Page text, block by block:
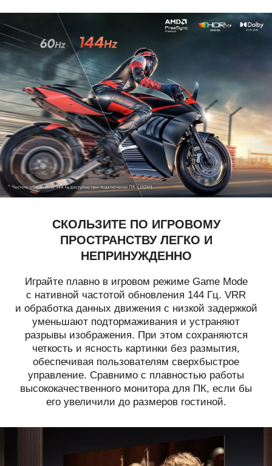
СКОЛЬЗИТЕ ПО ИГРОВОМУ
ПРОСТРАНСТВУ ЛЕГКО И
НЕПРИНУЖДЕННО
Играйте плавно в игровом режиме Game Mode
с нативной частотой обновления 144 Гц. VRR
и обработка данных движения с низкой задержкой
уменьшают подтормаживания и устраняют
разрывы изображения. При этом сохраняются
четкость и ясность картинки без размытия,
обеспечивая пользователям сверхбыстрое
управление. Сравнимо с плавностью работы
высококачественного монитора для ПК, если бы
его увеличили до размеров гостиной.